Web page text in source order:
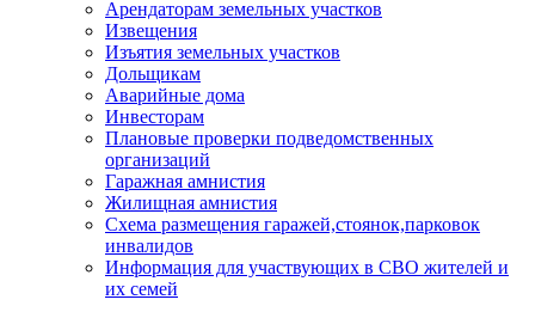
Арендаторам земельных участков
Извещения
Изъятия земельных участков
Дольщикам
Аварийные дома
Инвесторам
Плановые проверки подведомственных
организаций
Гаражная амнистия
Жилищная амнистия
Схема размещения гаражей,стоянок,парковок
инвалидов
Информация для участвующих в СВО жителей и
их семей